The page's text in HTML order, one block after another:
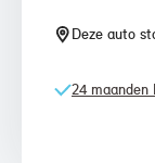
Deze auto
24 maanden